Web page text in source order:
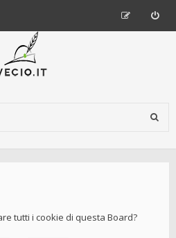
tutti i cookie di questa Board?